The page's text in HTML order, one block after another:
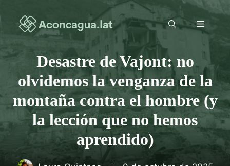
contenido
Menú
Desastre de Vajont: no
olvidemos la venganza de la
montaña contra el hombre (y
la lección que no hemos
aprendido)